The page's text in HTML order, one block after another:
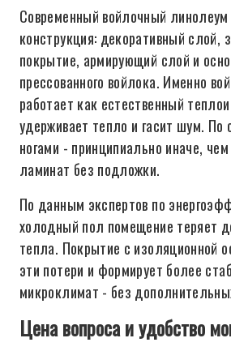
Современный войлочный
конструкция: декоративный слой,
покрытие, армирующий слой и
прессованного войлока. Именно
работает как естественный
удерживает тепло и гасит шум.
ногами - принципиально иначе,
ламинат без подложки.
По данным экспертов по
холодный пол помещение теряет
тепла. Покрытие с изоляционной
эти потери и формирует более
микроклимат - без
Цена вопроса и удобство